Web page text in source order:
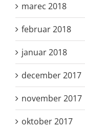
marec 2018
februar 2018
januar 2018
december 2017
november 2017
oktober 2017